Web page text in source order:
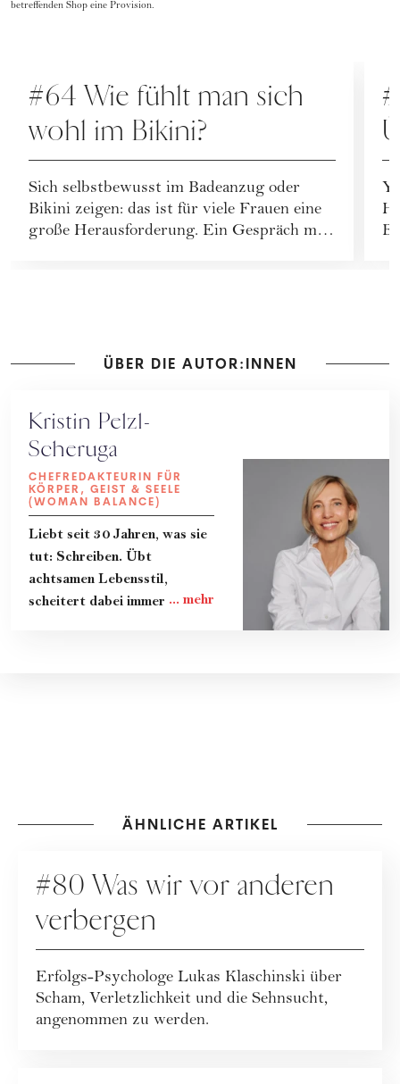
betreffenden Shop eine Provision.
#64 Wie fühlt man sich
wohl im Bikini?
Sich selbstbewusst im Badeanzug oder
Bikini zeigen: das ist für viele Frauen eine
große Herausforderung. Ein Gespräch mit
ÜBER DIE AUTOR:INNEN
Kristin Pelzl-
Scheruga
CHEFREDAKTEURIN FÜR
KÖRPER, GEIST & SEELE
(WOMAN BALANCE)
Liebt seit 30 Jahren, was sie
tut: Schreiben. Übt
achtsamen Lebensstil,
scheitert dabei immer wieder
ÄHNLICHE ARTIKEL
#80 Was wir vor anderen
verbergen
Erfolgs-Psychologe Lukas Klaschinski über
Scham, Verletzlichkeit und die Sehnsucht,
angenommen zu werden.